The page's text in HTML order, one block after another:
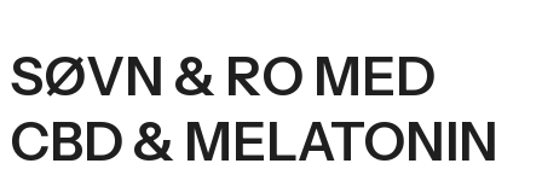
SØVN & RO MED
CBD & MELATONIN